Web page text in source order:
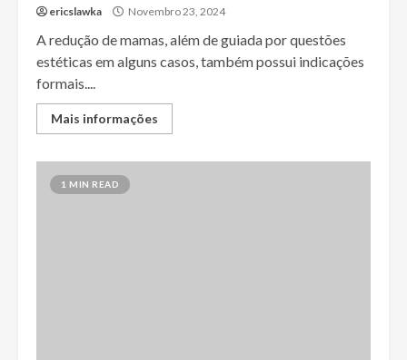
ericslawka Novembro 23, 2024
A redução de mamas, além de guiada por questões
estéticas em alguns casos, também possui indicações
formais....
Mais informações
1 MIN READ